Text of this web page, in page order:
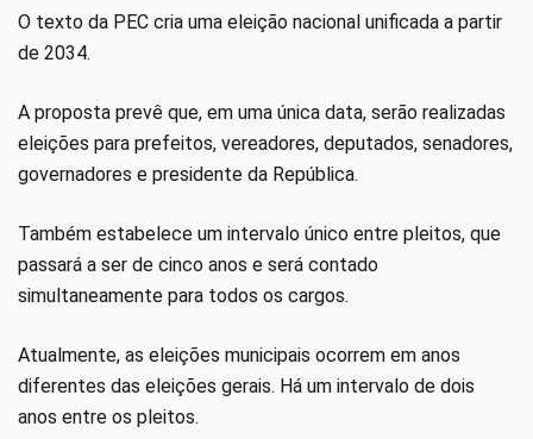
O texto da PEC cria uma eleição nacional unificada a partir
de 2034.
A proposta prevê que, em uma única data, serão realizadas
eleições para prefeitos, vereadores, deputados, senadores,
governadores e presidente da República.
Também estabelece um intervalo único entre pleitos, que
passará a ser de cinco anos e será contado
simultaneamente para todos os cargos.
Atualmente, as eleições municipais ocorrem em anos
diferentes das eleições gerais. Há um intervalo de dois
anos entre os pleitos.